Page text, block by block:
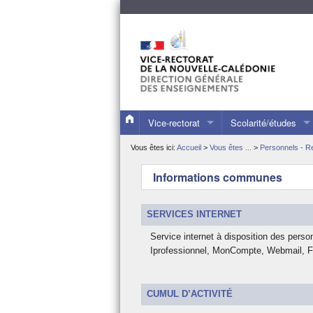
Vice-rectorat
Présentation du vice-rectorat
Les publications du VR
L’actualité du vice-recteur
Quelques repères
Statistiques
Scolarité/études
Les collèges et
L’inscription de votre
L’orientation et
Les stages
La formation tout au
Vous êtes ici: Accueil > Vous êtes ... > Personnels -
Informations communes
SERVICES INTERNET
Service internet à disposition des
Iprofessionnel, MonCompte, Webmail,
CUMUL D’ACTIVITÉ